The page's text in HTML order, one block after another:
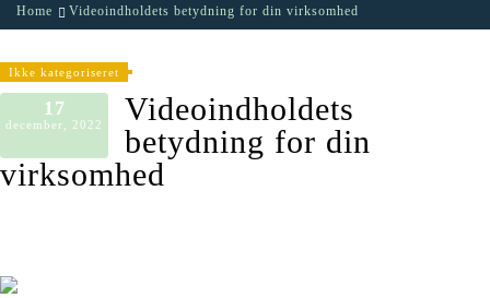
Home Videoindholdets betydning for din virksomhed
Ikke kategoriseret
17
december, 2022
Videoindholdets
betydning for din
virksomhed